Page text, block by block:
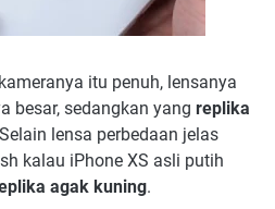
itu penuh, lensanya
besar, sedangkan yang replika
lensa perbedaan jelas
kalau iPhone XS asli putih
agak kuning.